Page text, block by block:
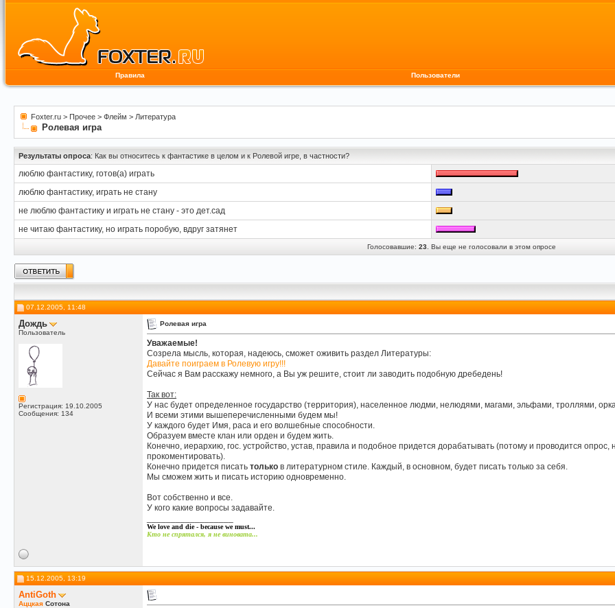
Правила Пользователи
Foxter.ru > Прочее > Флейм > Литература
Ролевая игра
Результаты опроса: Как вы относитесь к фантастике в целом и к Ролевой игре, в частности?
люблю фантастику, готов(а) играть
люблю фантастику, играть не стану
не люблю фантастику и играть не стану - это дет.сад
не читаю фантастику, но играть поробую, вдруг затянет
Голосовавшие: 23. Вы еще не голосовали в этом опросе
07.12.2005, 11:48
Дождь
Пользователь
Регистрация: 19.10.2005
Сообщения: 134
Ролевая игра
Уважаемые!
Созрела мысль, которая, надеюсь, сможет оживить раздел Литературы:
Давайте поиграем в Ролевую игру!!!
Сейчас я Вам расскажу немного, а Вы уж решите, стоит ли заводить подобную дребедень!
Так вот:
У нас будет определенное государство (территория), населенное людми, нелюдями, магами, эльфами, троллями,
И всеми этими вышеперечисленными будем мы!
У каждого будет Имя, раса и его волшебные способности.
Образуем вместе клан или орден и будем жить.
Конечно, иерархию, гос. устройство, устав, правила и подобное придется дорабатывать (потому и проводится опрос,
прокоментировать).
Конечно придется писать только в литературном стиле. Каждый, в основном, будет писать только за себя.
Мы сможем жить и писать историю одновременно.
Вот собственно и все.
У кого какие вопросы задавайте.
We love and die - because we must...
Кто не спрятался, я не виновата...
15.12.2005, 13:19
AntiGoth
Аццкая Сотона